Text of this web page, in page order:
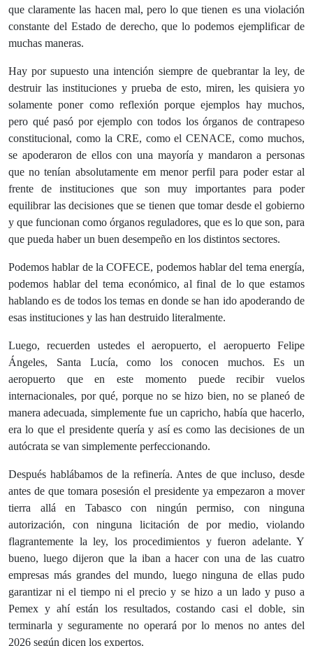
que claramente las hacen mal, pero lo que tienen es una violación
constante del Estado de derecho, que lo podemos ejemplificar de
muchas maneras.
Hay por supuesto una intención siempre de quebrantar la ley, de
destruir las instituciones y prueba de esto, miren, les quisiera yo
solamente poner como reflexión porque ejemplos hay muchos,
pero qué pasó por ejemplo con todos los órganos de contrapeso
constitucional, como la CRE, como el CENACE, como muchos,
se apoderaron de ellos con una mayoría y mandaron a personas
que no tenían absolutamente em menor perfil para poder estar al
frente de instituciones que son muy importantes para poder
equilibrar las decisiones que se tienen que tomar desde el gobierno
y que funcionan como órganos reguladores, que es lo que son, para
que pueda haber un buen desempeño en los distintos sectores.
Podemos hablar de la COFECE, podemos hablar del tema energía,
podemos hablar del tema económico, al final de lo que estamos
hablando es de todos los temas en donde se han ido apoderando de
esas instituciones y las han destruido literalmente.
Luego, recuerden ustedes el aeropuerto, el aeropuerto Felipe
Ángeles, Santa Lucía, como los conocen muchos. Es un
aeropuerto que en este momento puede recibir vuelos
internacionales, por qué, porque no se hizo bien, no se planeó de
manera adecuada, simplemente fue un capricho, había que hacerlo,
era lo que el presidente quería y así es como las decisiones de un
autócrata se van simplemente perfeccionando.
Después hablábamos de la refinería. Antes de que incluso, desde
antes de que tomara posesión el presidente ya empezaron a mover
tierra allá en Tabasco con ningún permiso, con ninguna
autorización, con ninguna licitación de por medio, violando
flagrantemente la ley, los procedimientos y fueron adelante. Y
bueno, luego dijeron que la iban a hacer con una de las cuatro
empresas más grandes del mundo, luego ninguna de ellas pudo
garantizar ni el tiempo ni el precio y se hizo a un lado y puso a
Pemex y ahí están los resultados, costando casi el doble, sin
terminarla y seguramente no operará por lo menos no antes del
2026 según dicen los expertos.